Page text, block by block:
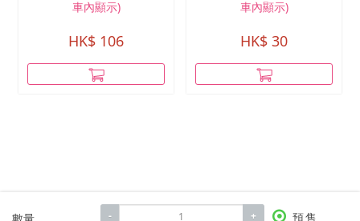
- + 預售
車內顯示)
HK$ 106
車內顯示)
HK$ 30